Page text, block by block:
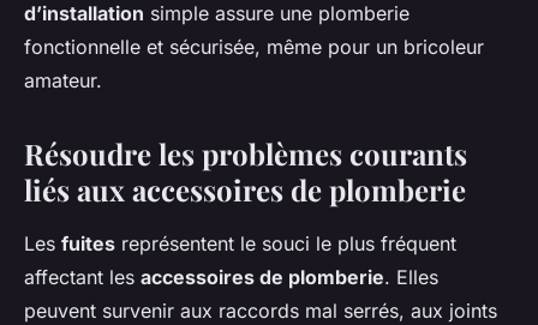
d’installation simple assure une plomberie
fonctionnelle et sécurisée, même pour un bricoleur
amateur.
Résoudre les problèmes courants
liés aux accessoires de plomberie
Les fuites représentent le souci le plus fréquent
affectant les accessoires de plomberie. Elles
peuvent survenir aux raccords mal serrés, aux joints